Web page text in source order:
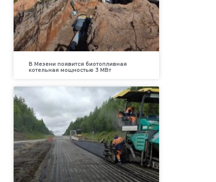
В Мезени появится биотопливная
котельная мощностью 3 МВт